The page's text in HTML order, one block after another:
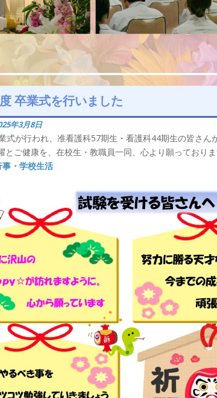
卒業式を行いました
年3月8日
式が行われ、准看護科57期生・看護科44期生の皆さ
とご健康を、在校生・教職員一同、心より願っており
事・学校生活